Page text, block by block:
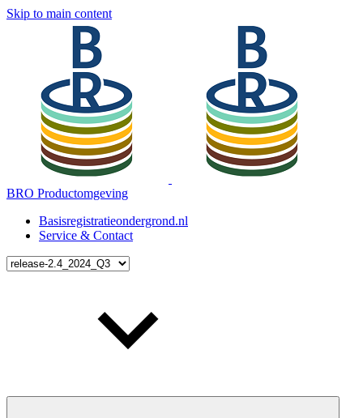
Skip to main content
BRO Productomgeving
Basisregistratieondergrond.nl
Service & Contact